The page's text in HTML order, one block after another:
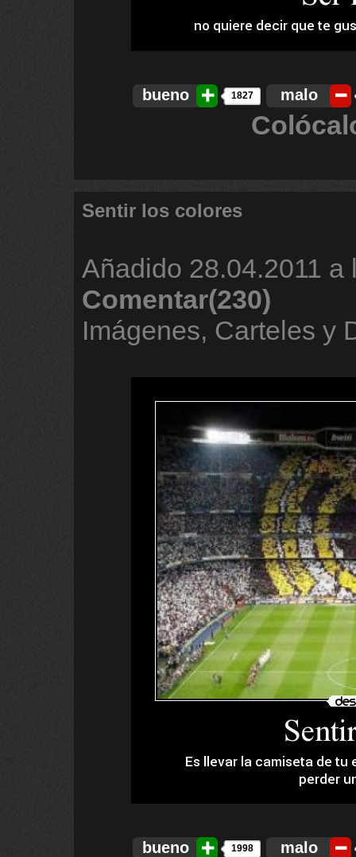
bueno 1827 malo
Sentir los colores
Añadido 28.04.2011 a
Comentar(230)
Imágenes, Carteles y
bueno 1998 malo